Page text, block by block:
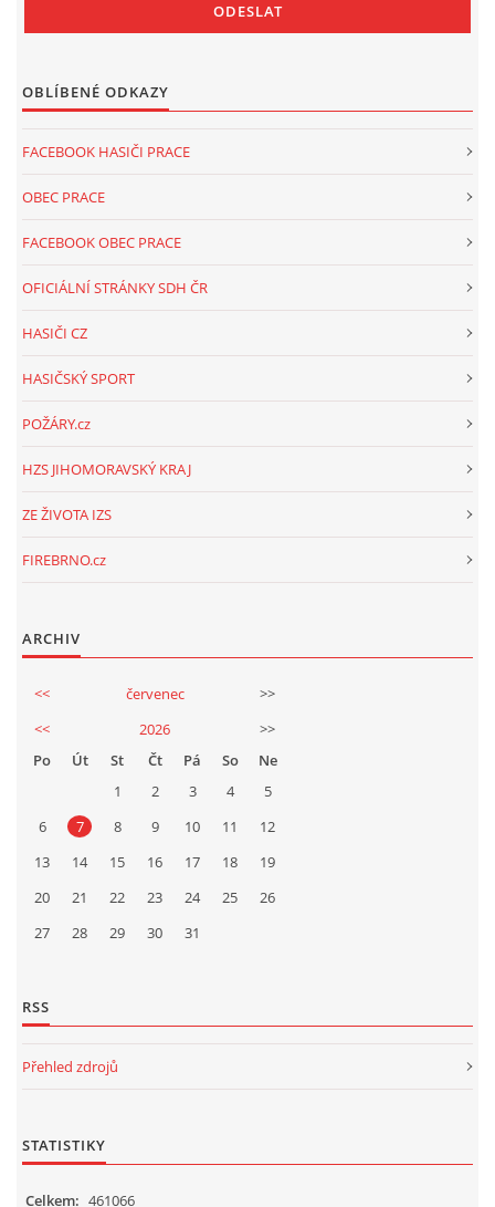
OBLÍBENÉ ODKAZY
FACEBOOK HASIČI PRACE
OBEC PRACE
FACEBOOK OBEC PRACE
OFICIÁLNÍ STRÁNKY SDH ČR
HASIČI CZ
HASIČSKÝ SPORT
POŽÁRY.cz
HZS JIHOMORAVSKÝ KRAJ
ZE ŽIVOTA IZS
FIREBRNO.cz
ARCHIV
<< červenec
>>
<<
2026
>>
Po
Út St Čt Pá So
Ne
1
2 3 4
5
6
7 8 9 10 11
12
13
14 15 16 17 18
19
20
21 22 23 24 25
26
27
28 29 30 31
RSS
Přehled zdrojů
STATISTIKY
Celkem: 461066